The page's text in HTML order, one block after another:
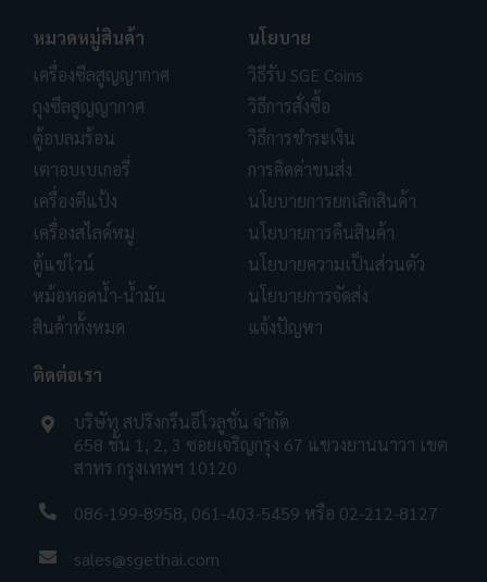
หมวดหมู่สินค้า
เครื่องซีลสูญญากาศ
ถุงซีลสูญญากาศ
ตู้อบลมร้อน
เตาอบเบเกอรี่
เครื่องตีแป้ง
เครื่องสไลด์หมู
ตู้แช่ไวน์
หม้อทอดน้ำ-น้ำมัน
สินค้าทั้งหมด
นโยบาย
วิธีรับ SGE Coins
วิธีการสั่งซื้อ
วิธีการชำระเงิน
การคิดค่าขนส่ง
นโยบายการยกเลิกสินค้า
นโยบายการคืนสินค้า
นโยบายความเป็นส่วนตัว
นโยบายการจัดส่ง
แจ้งปัญหา
ติดต่อเรา
บริษัท สปริงกรีนอีโวลูชั่น จำกัด
658 ชั้น 1, 2, 3 ซอยเจริญกรุง 67 แขวงยานนาวา เขต
สาทร กรุงเทพฯ 10120
086-199-8958, 061-403-5459 หรือ 02-212-8127
sales@sgethai.com